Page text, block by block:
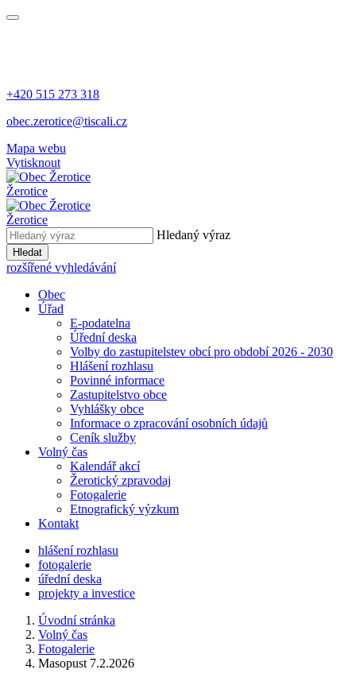
+420 515 273 318
obec.zerotice@tiscali.cz
Mapa webu
Vytisknout
Žerotice
Žerotice
Hledaný výraz
Hledat
rozšířené vyhledávání
Obec
Úřad
E-podatelna
Úřední deska
Volby do zastupitelstev obcí pro období 2026 - 2030
Hlášení rozhlasu
Povinné informace
Zastupitelstvo obce
Vyhlášky obce
Informace o zpracování osobních údajů
Ceník služby
Volný čas
Kalendář akcí
Žerotický zpravodaj
Fotogalerie
Etnografický výzkum
Kontakt
hlášení rozhlasu
fotogalerie
úřední deska
projekty a investice
Úvodní stránka
Volný čas
Fotogalerie
Masopust 7.2.2026